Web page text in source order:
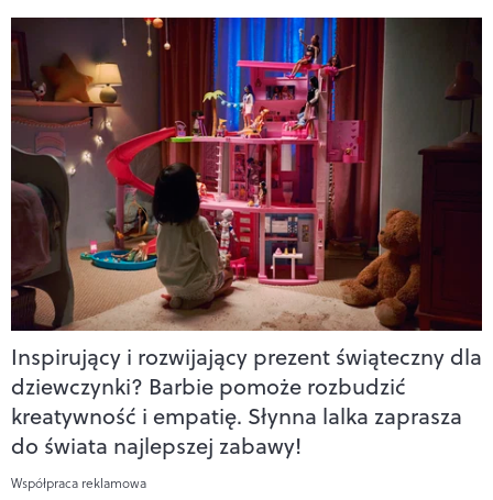
Inspirujący i rozwijający prezent świąteczny dla
dziewczynki? Barbie pomoże rozbudzić
kreatywność i empatię. Słynna lalka zaprasza
do świata najlepszej zabawy!
Współpraca reklamowa